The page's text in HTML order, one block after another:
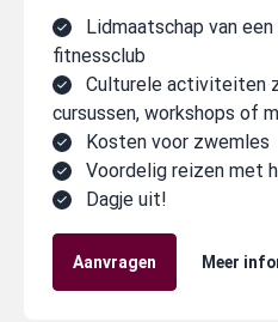
Lidmaatschap van
fitnessclub
Culturele activiteiten
cursussen, workshops of
Kosten voor zwemles
Voordelig reizen met
Dagje uit!
Aanvragen Meer